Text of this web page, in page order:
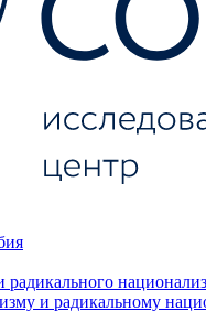
радикального
и радикальному